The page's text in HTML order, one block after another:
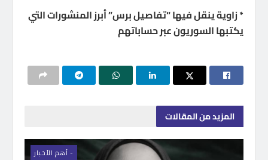
* زاوية ينقل فيها “تفاصيل برس” أبرز المنشورات التي
يكتبها السوريون عبر حساباتهم
المزيدمن المقالات
- اَهم الأخبار